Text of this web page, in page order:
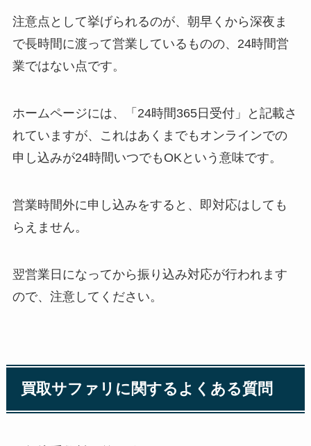
注意点として挙げられるのが、朝早くから深夜ま
で長時間に渡って営業しているものの、24時間営
業ではない点です。
ホームページには、「24時間365日受付」と記載さ
れていますが、これはあくまでもオンラインでの
申し込みが24時間いつでもOKという意味です。
営業時間外に申し込みをすると、即対応はしても
らえません。
翌営業日になってから振り込み対応が行われます
ので、注意してください。
買取サファリに関するよくある質問